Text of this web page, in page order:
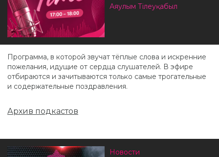
Аяулым Тілеуқабыл
Программа, в которой звучат тёплые слова и искренние
пожелания, идущие от сердца слушателей. В эфире
отбираются и зачитываются только самые трогательные
и содержательные поздравления.
Архив подкастов
Новости